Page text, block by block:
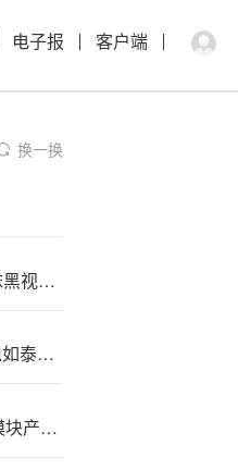
电子报 客户端
换一换
一:平台7小时现45条同质化抹黑视频 理想汽车：涉嫌有组织的违法犯罪，将追责
日本央,行“鹰派突围”！利率稳如泰山却卖爆ETF，日元狂飙股市哀嚎
亨<通>光‘电’：公司800G光模块产品已在领先交换机设备厂商通过测试，将根据市场情况导入量产